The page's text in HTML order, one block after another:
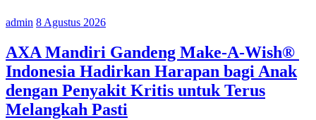
admin 8 Agustus 2026
AXA Mandiri Gandeng Make-A-Wish®
Indonesia Hadirkan Harapan bagi Anak
dengan Penyakit Kritis untuk Terus
Melangkah Pasti